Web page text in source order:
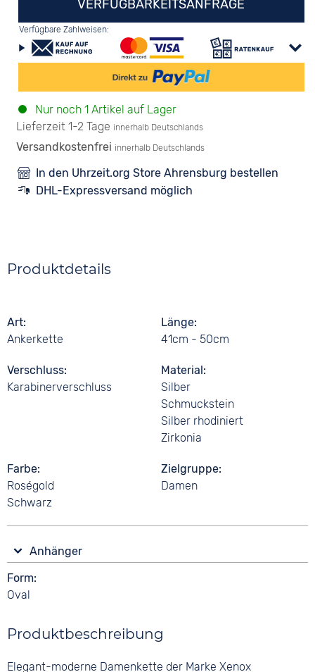
VERFÜGBARKEITSANFRAGE
Verfügbare Zahlweisen:
Nur noch 1 Artikel auf Lager
Lieferzeit 1-2 Tage innerhalb Deutschlands
Versandkostenfrei innerhalb Deutschlands
In den Uhrzeit.org Store Ahrensburg bestellen
DHL-Expressversand möglich
Produktdetails
Art
Ankerkette
Länge
41cm - 50cm
Verschluss
Karabinerverschluss
Material
Silber
Schmuckstein
Silber rhodiniert
Zirkonia
Farbe
Roségold
Schwarz
Zielgruppe
Damen
Anhänger
Form
Oval
Produktbeschreibung
Elegant-moderne Damenkette der Marke Xenox